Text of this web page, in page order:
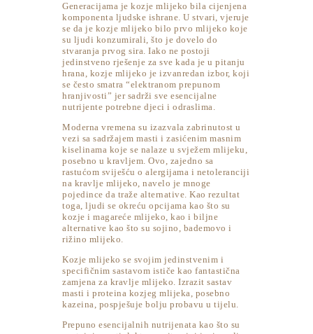
Generacijama je kozje mlijeko bila cijenjena
komponenta ljudske ishrane. U stvari, vjeruje
se da je kozje mlijeko bilo prvo mlijeko koje
su ljudi konzumirali, što je dovelo do
stvaranja prvog sira. Iako ne postoji
jedinstveno rješenje za sve kada je u pitanju
hrana, kozje mlijeko je izvanredan izbor, koji
se često smatra “elektranom prepunom
hranjivosti” jer sadrži sve esencijalne
nutrijente potrebne djeci i odraslima.
Moderna vremena su izazvala zabrinutost u
vezi sa sadržajem masti i zasićenim masnim
kiselinama koje se nalaze u svježem mlijeku,
posebno u kravljem. Ovo, zajedno sa
rastućom sviješću o alergijama i netoleranciji
na kravlje mlijeko, navelo je mnoge
pojedince da traže alternative. Kao rezultat
toga, ljudi se okreću opcijama kao što su
kozje i magareće mlijeko, kao i biljne
alternative kao što su sojino, bademovo i
rižino mlijeko.
Kozje mlijeko se svojim jedinstvenim i
specifičnim sastavom ističe kao fantastična
zamjena za kravlje mlijeko. Izrazit sastav
masti i proteina kozjeg mlijeka, posebno
kazeina, pospješuje bolju probavu u tijelu.
Prepuno esencijalnih nutrijenata kao što su